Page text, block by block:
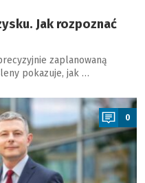
Jak rozpoznać
zaplanowaną
pokazuje, jak …
0